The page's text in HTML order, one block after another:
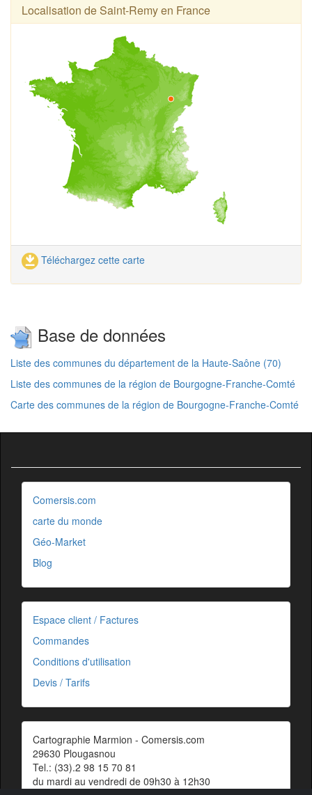
Localisation de Saint-Remy en France
Téléchargez cette carte
Base de données
Liste des communes du département de la Haute-Saône (70)
Liste des communes de la région de Bourgogne-Franche-Comté
Carte des communes de la région de Bourgogne-Franche-Comté
Comersis.com
carte du monde
Géo-Market
Blog
Espace client / Factures
Commandes
Conditions d'utilisation
Devis / Tarifs
Cartographie Marmion - Comersis.com
29630 Plougasnou
Tel.: (33).2 98 15 70 81
du mardi au vendredi de 09h30 à 12h30